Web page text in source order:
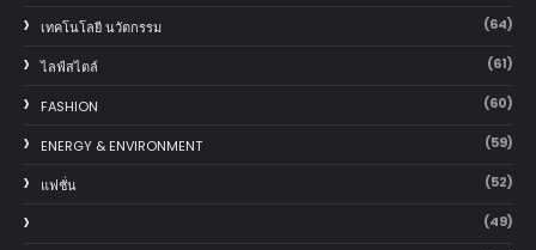
เทคโนโลยี นวัตกรรม (64)
ไลฟ์สไตล์ (61)
FASHION (60)
ENERGY & ENVIRONMENT (59)
แฟชั่น (52)
(49)